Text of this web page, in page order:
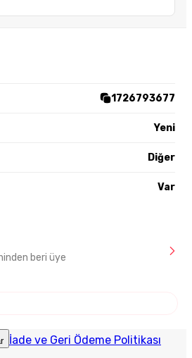
1726793677
Yeni
Diğer
Var
beri üye
İade ve Geri Ödeme Politikası